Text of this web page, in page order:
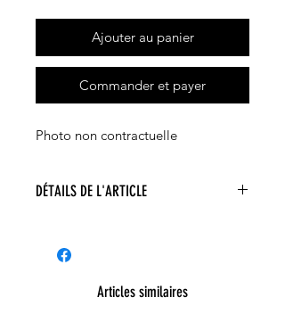
Ajouter au panier
Commander et payer
Photo non contractuelle
DÉTAILS DE L'ARTICLE
Articles similaires